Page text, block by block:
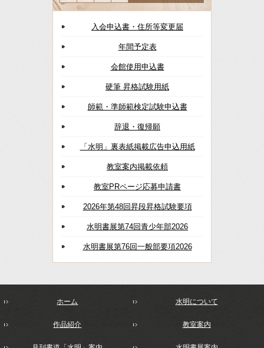
入会申込書・住所等変更届
年間予定表
会館使用申込書
硬筆 昇格試験用紙
師範・準師範検定試験申込書
辞退・復帰願
「水明」裏表紙掲載広告申込用紙
教室案内掲載依頼
教室PRページ応募申請書
2026年第48回昇段昇格試験要項
水明書展第74回青少年部2026
水明書展第76回一般部要項2026
ホーム 水明について
作品紹介 教室案内